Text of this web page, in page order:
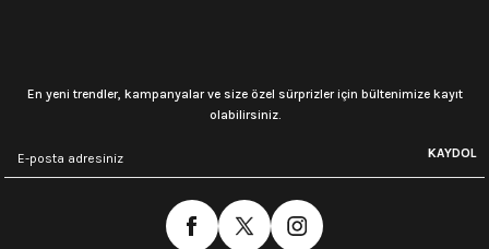
En yeni trendler, kampanyalar ve size özel sürprizler için bültenimize kayıt
olabilirsiniz.
KAYDOL